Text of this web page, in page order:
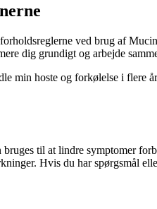
ved brug af
dig grundigt og arbejde
min hoste og forkølelse i
til at lindre symptomer
Hvis du har spørgsmål